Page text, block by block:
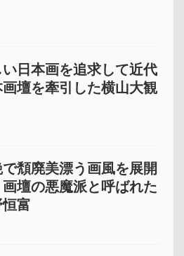
日本画を追求して近代
画壇を牽引した横山大観
頽廃美漂う画風を展開
画壇の悪魔派と呼ばれた
富